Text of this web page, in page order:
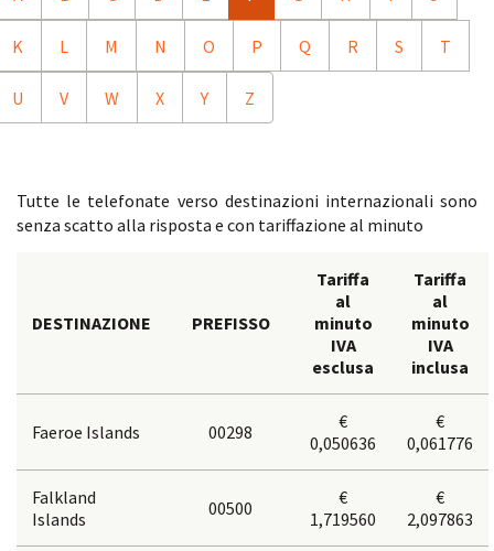
K L M N O P Q R S T
U V W X Y Z
Tutte le telefonate verso destinazioni internazionali sono
senza scatto alla risposta e con tariffazione al minuto
DESTINAZIONE PREFISSO
Tariffa
al
minuto
IVA
esclusa
Tariffa
al
minuto
IVA
inclusa
Faeroe Islands 00298
€
0,050636
€
0,061776
Falkland
Islands
00500
€
1,719560
€
2,097863